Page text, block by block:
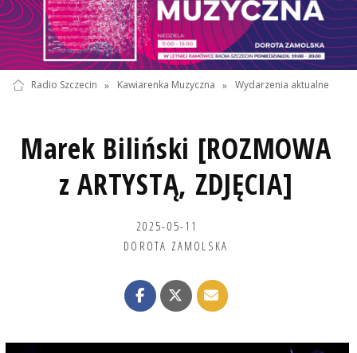
Radio Szczecin » Kawiarenka Muzyczna » Wydarzenia aktualne
Marek Biliński [ROZMOWA
z ARTYSTĄ, ZDJĘCIA]
2025-05-11
DOROTA ZAMOLSKA